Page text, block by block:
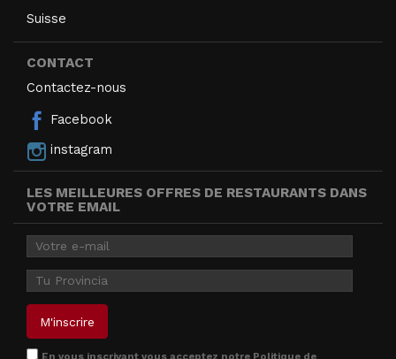
Suisse
CONTACT
Contactez-nous
Facebook
instagram
LES MEILLEURES OFFRES DE RESTAURANTS DANS
VOTRE EMAIL